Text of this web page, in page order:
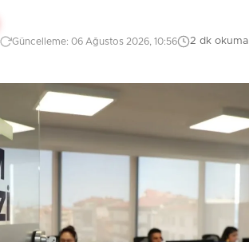
Güncelleme: 06 Ağustos 2026, 10:56
2 dk okuma